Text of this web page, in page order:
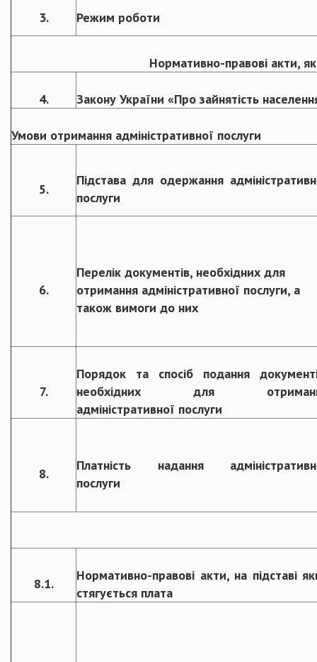
3. Режим роботи
Нормативно-правові акти,
4. Закону України «Про зайнятість
Умови отримання адміністративної послуги
5.
Підстава для одержання
послуги
6.
Перелік документів, необхідних для
отримання адміністративної послуги, а
також вимоги до них
7.
Порядок та спосіб подання
необхідних для
адміністративної послуги
8.
Платність надання
послуги
8.1.
Нормативно-правові акти, на підставі
стягується плата